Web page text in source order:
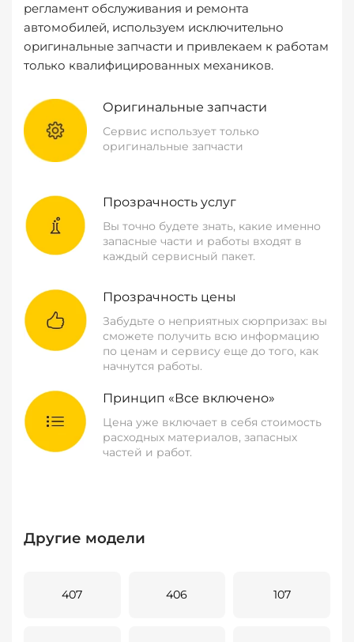
регламент обслуживания и ремонта
автомобилей, используем исключительно
оригинальные запчасти и привлекаем к работам
только квалифицированных механиков.
Оригинальные запчасти
Сервис использует только
оригинальные запчасти
Прозрачность услуг
Вы точно будете знать, какие именно
запасные части и работы входят в
каждый сервисный пакет.
Прозрачность цены
Забудьте о неприятных сюрпризах: вы
сможете получить всю информацию
по ценам и сервису еще до того, как
начнутся работы.
Принцип «Все включено»
Цена уже включает в себя стоимость
расходных материалов, запасных
частей и работ.
Другие модели
407 406 107